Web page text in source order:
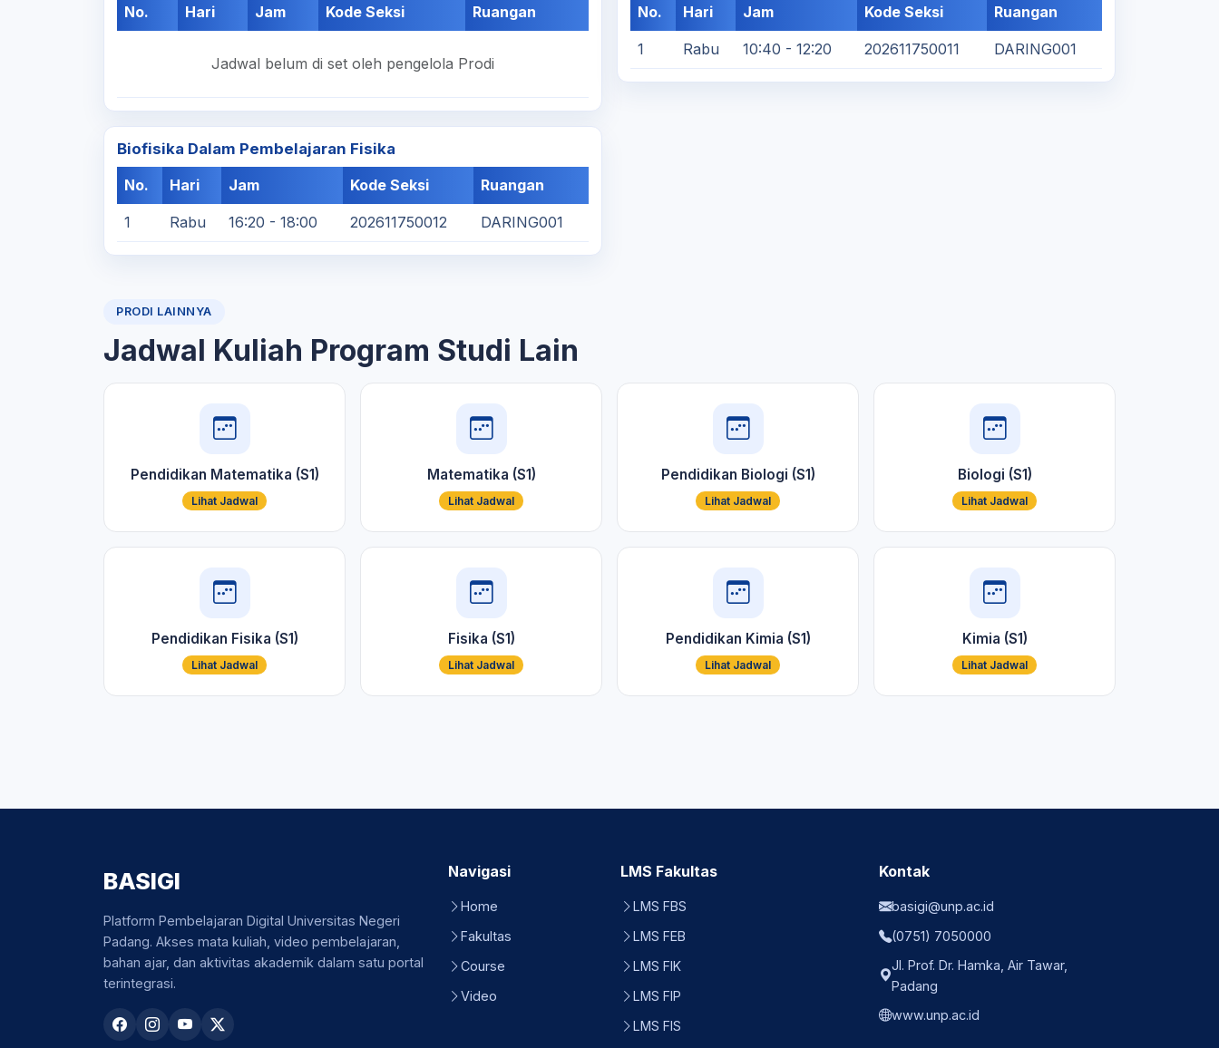
No.
Hari Jam Kode Seksi Ruangan
Jadwal belum di set oleh pengelola Prodi
No.
Hari Jam Kode Seksi Ruangan
1 Rabu 10:40 - 12:20 202611750011 DARING001
Biofisika Dalam Pembelajaran Fisika
No.
Hari Jam Kode Seksi Ruangan
1 Rabu 16:20 - 18:00 202611750012 DARING001
PRODI LAINNYA
Jadwal Kuliah Program Studi Lain
Pendidikan Matematika (S1)
Lihat Jadwal
Matematika (S1)
Lihat Jadwal
Pendidikan Biologi (S1)
Lihat Jadwal
Biologi (S1)
Lihat Jadwal
Pendidikan Fisika (S1)
Lihat Jadwal
Fisika (S1)
Lihat Jadwal
Pendidikan Kimia (S1)
Lihat Jadwal
Kimia (S1)
Lihat Jadwal
BASIGI
Platform Pembelajaran Digital Universitas Negeri
Padang. Akses mata kuliah, video pembelajaran,
bahan ajar, dan aktivitas akademik dalam satu portal
terintegrasi.
Navigasi
Home
Fakultas
Course
Video
LMS Fakultas
LMS FBS
LMS FEB
LMS FIK
LMS FIP
LMS FIS
Kontak
basigi@unp.ac.id
(0751) 7050000
Jl. Prof. Dr. Hamka, Air Tawar,
Padang
www.unp.ac.id